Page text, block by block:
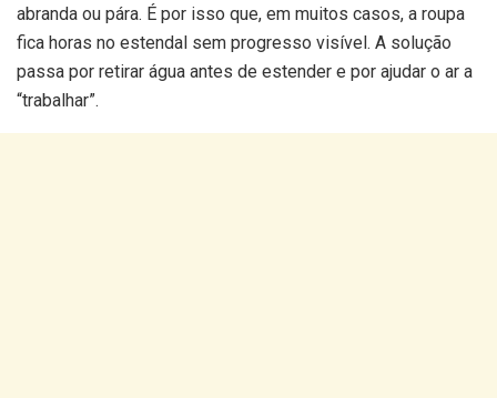
abranda ou pára. É por isso que, em muitos casos, a roupa
fica horas no estendal sem progresso visível. A solução
passa por retirar água antes de estender e por ajudar o ar a
“trabalhar”.